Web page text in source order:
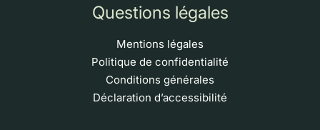
Questions légales
Mentions légales
Politique de confidentialité
Conditions générales
Déclaration d’accessibilité